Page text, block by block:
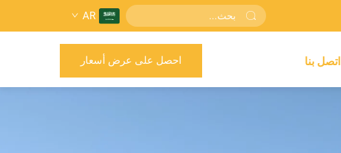
AR
اتصل بنا احصل على عرض أسعار